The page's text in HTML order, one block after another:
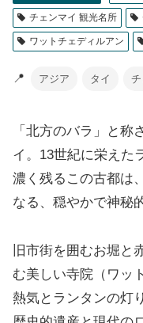
チェンマイ 観光名所
ワットチェディルアン
📍 アジア タイ
「北方のバラ」と称
イ。13世紀に栄えた
濃く残るこの古都は
なる、穏やかで神秘
旧市街を囲むお堀と
む美しい寺院（ワッ
熱気とランタンの灯